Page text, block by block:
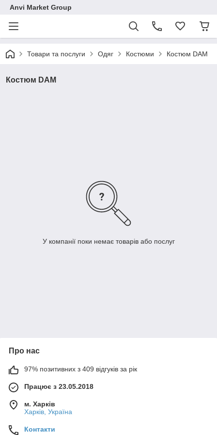
Anvi Market Group
Товари та послуги Одяг Костюми Костюм DAM
Костюм DAM
У компанії поки немає товарів або послуг
Про нас
97% позитивних з 409 відгуків за рік
Працює з 23.05.2018
м. Харків
Харків, Україна
Контакти